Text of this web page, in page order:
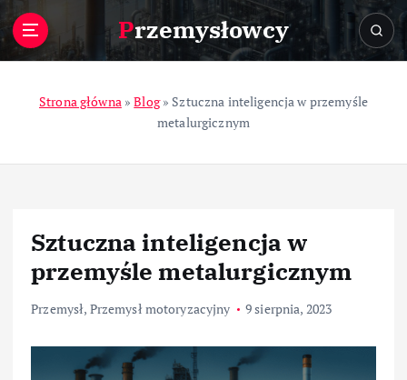
Przemysłowcy
Strona główna»Blog» Sztuczna inteligencja w przemyśle
metalurgicznym
Sztuczna inteligencja w
przemyśle metalurgicznym
Przemysł, Przemysł motoryzacyjny 9 sierpnia, 2023